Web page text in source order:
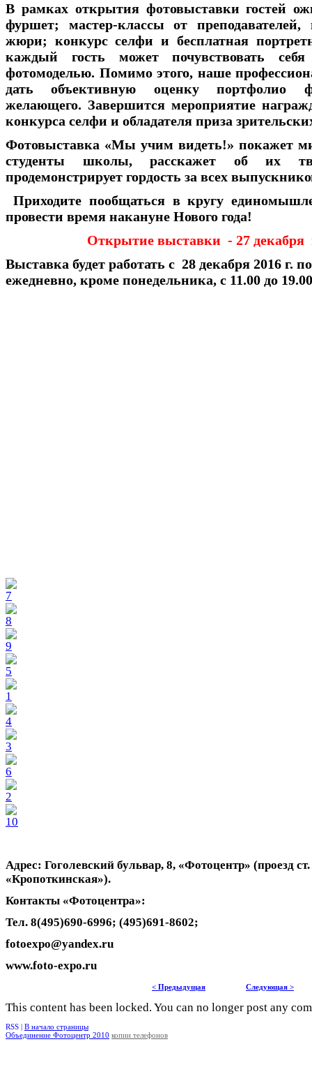
В рамках открытия фотовыставки гостей
фуршет; мастер-классы от
жюри; конкурс селфи и бесплатная
каждый гость может почувствовать себя
фотомоделью. Помимо этого, наше
дать объективную оценку портфолио
желающего. Завершится мероприятие
конкурса селфи и обладателя приза
Фотовыставка «Мы учим видеть!» покажет
студенты школы, расскажет об их
продемонстрирует гордость за всех
Приходите пообщаться в кругу
провести время накануне Нового года!
Открытие выставки - 27 декабря
Выставка будет работать с 28 декабря 2016 г.
ежедневно, кроме понедельника, с 11.00 до 19.00
Адрес: Гоголевский бульвар, 8, «Фотоцентр» (проезд
«Кропоткинская»).
Контакты «Фотоцентра»:
Тел. 8(495)690-6996; (495)691-8602;
fotoexpo@yandex.ru
www.foto-expo.ru
< Предыдущая Следующая >
This content has been locked. You can no longer post any
RSS | В начало страницы
Объединение Фотоцентр 2010 копии телефонов